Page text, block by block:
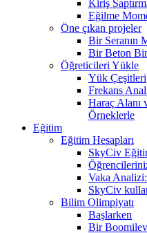
Kiriş
Eğilme
Öne çıkan projeler
Bir Seranın
Bir Beton
Öğreticileri Yükle
Yük Çeşitleri
Frekans
Haraç Alanı
Örneklerle
Eğitim
Eğitim Hesapları
SkyCiv
Vaka
SkyCiv
Bilim Olimpiyatı
Başlarken
Bir